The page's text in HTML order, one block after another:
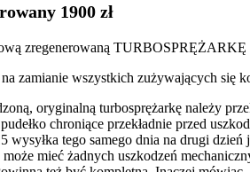
1900 zł
zregenerowaną TURBOSPRĘŻARKĘ
zamianie wszystkich zużywających się
oryginalną turbosprężarkę należy
chroniące przekładnie przed
wysyłka tego samego dnia na drugi dzień
może mieć żadnych uszkodzeń